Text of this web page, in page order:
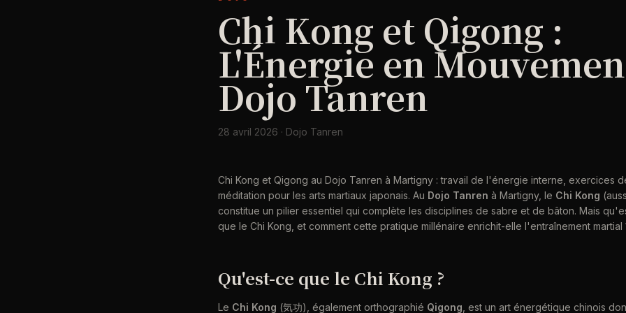
Chi Kong et Qigong :
L'Énergie en
Dojo Tanren
28 avril 2026 · Dojo Tanren
Chi Kong et Qigong au Dojo Tanren à Martigny : travail de l'énergie interne, exercices
méditation pour les arts martiaux japonais. Au Dojo Tanren à Martigny, le Chi Kong
constitue un pilier essentiel qui complète les disciplines de sabre et de bâton. Mais
que le Chi Kong, et comment cette pratique millénaire enrichit-elle l'entraînement martial
Qu'est-ce que le Chi Kong ?
Le Chi Kong (気功), également orthographié Qigong , est un art énergétique chinois